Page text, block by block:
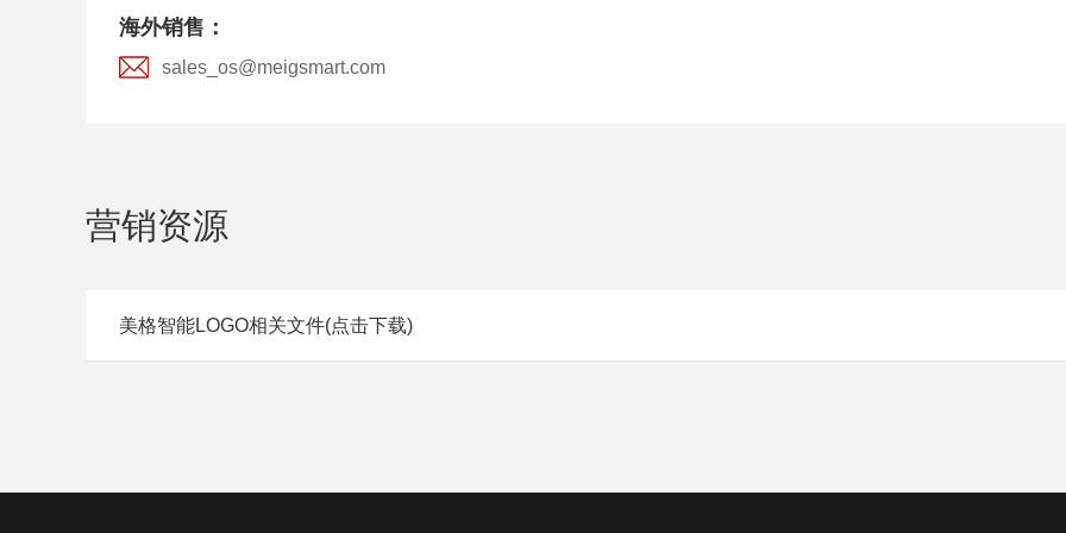
海外销售：
sales_os@meigsmart.com
营销资源
美格智能LOGO相关文件(点击下载)